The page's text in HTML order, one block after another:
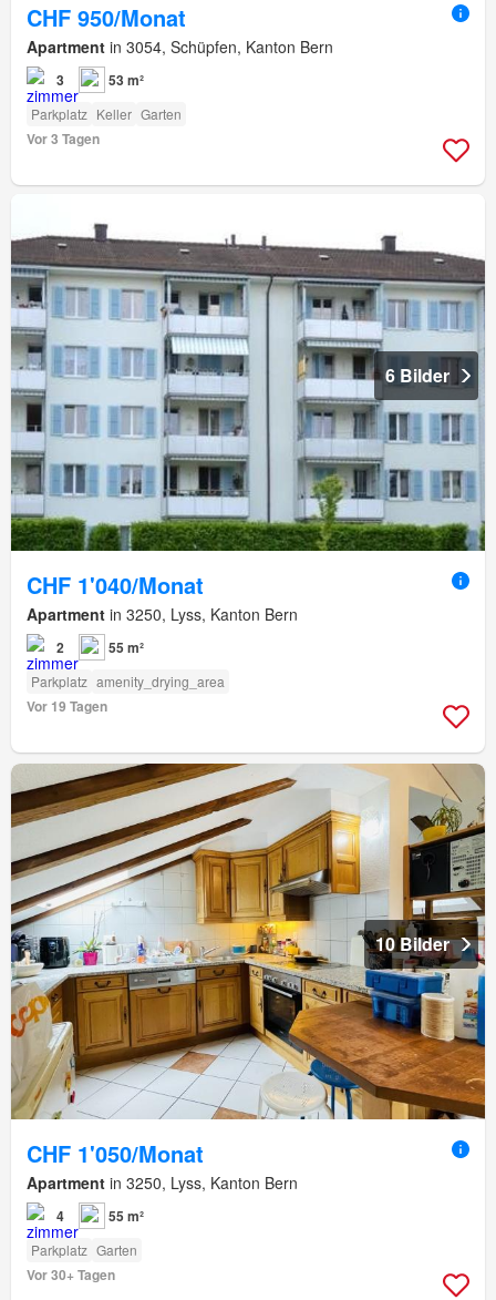
CHF 950/Monat
Apartment in 3054, Schüpfen, Kanton Bern
3 53 m²
Parkplatz Keller Garten
Vor 3 Tagen
6 Bilder
CHF 1'040/Monat
Apartment in 3250, Lyss, Kanton Bern
2 55 m²
Parkplatz amenity_drying_area
Vor 19 Tagen
10 Bilder
CHF 1'050/Monat
Apartment in 3250, Lyss, Kanton Bern
4 55 m²
Parkplatz Garten
Vor 30+ Tagen